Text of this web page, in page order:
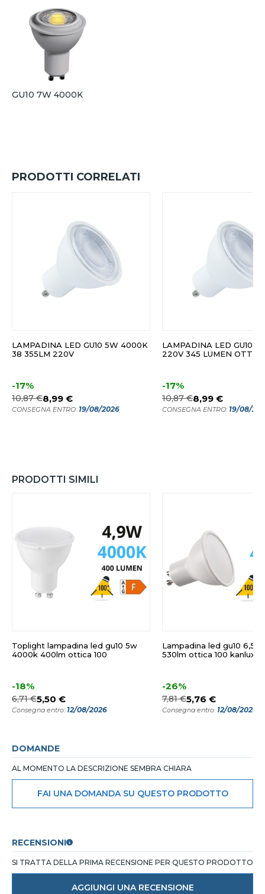
GU10 7W 4000K
PRODOTTI CORRELATI
LAMPADINA LED GU10 5W 4000K
38 355LM 220V
-17%
10,87 €8,99 €
CONSEGNA ENTRO: 19/08/2026
LAMPADINA LED GU10
220V 345 LUMEN
-17%
10,87 €8,99 €
CONSEGNA ENTRO: 19/08/
PRODOTTI SIMILI
Toplight lampadina led gu10 5w
4000k 400lm ottica 100
-18%
6,71 €5,50 €
Consegna entro: 12/08/2026
Lampadina led gu10
530lm ottica 100 kanlux
-26%
7,81 €5,76 €
Consegna entro: 12/08/2026
DOMANDE
AL MOMENTO LA DESCRIZIONE SEMBRA CHIARA
FAI UNA DOMANDA SU QUESTO PRODOTTO
RECENSIONI
SI TRATTA DELLA PRIMA RECENSIONE PER QUESTO PRODOTTO
AGGIUNGI UNA RECENSIONE